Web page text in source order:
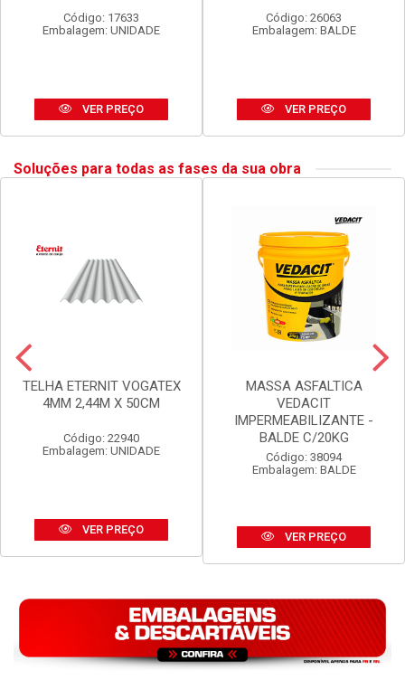
Código: 17633
Embalagem: UNIDADE
VER PREÇO
Código: 26063
Embalagem: BALDE
VER PREÇO
Soluções para todas as fases da sua obra
TELHA ETERNIT VOGATEX
4MM 2,44M X 50CM
Código: 22940
Embalagem: UNIDADE
VER PREÇO
MASSA ASFALTICA
VEDACIT
IMPERMEABILIZANTE -
BALDE C/20KG
Código: 38094
Embalagem: BALDE
VER PREÇO